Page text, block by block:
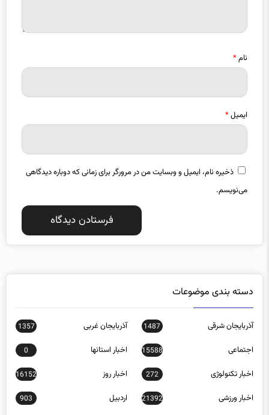
نام*
ایمیل*
ذخیره نام، ایمیل و وبسایت من در مرورگر برای زمانی که دوباره دیدگاهی
می‌نویسم.
دسته بندی موضوعات
آذربایجان شرقی 1487 آذربایجان غربی 1357
اجتماعی 15588 اخبار استانها 0
اخبار تکنولوژی 272 اخبار روز 16152
اخبار ورزشی 21392 اردبیل 903